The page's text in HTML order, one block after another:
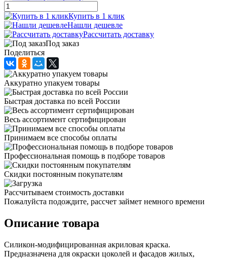
Купить в 1 клик
Нашли дешевле
Рассчитать доставку
Под заказ
Поделиться
Аккуратно упакуем товары
Быстрая доставка по всей России
Весь ассортимент сертифицирован
Принимаем все способы оплаты
Профессиональная помощь в подборе товаров
Скидки постоянным покупателям
Рассчитываем стоимость доставки
Пожалуйста подождите, рассчет займет немного времени
Описание товара
Силикон-модифицированная акриловая краска.
Предназначена для окраски цоколей и фасадов жилых,